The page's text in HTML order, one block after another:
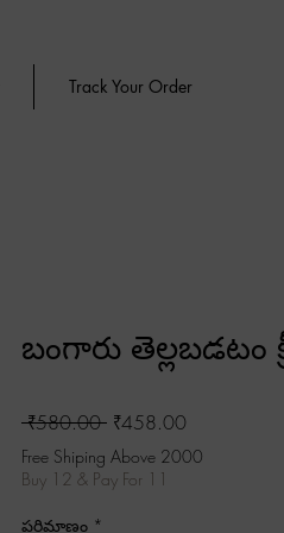
Track Your Order
బంగారు తెల్లబడటం
₹580.00 Regular
Price
₹458.00
Price
Free Shiping Above 2000
Buy 12 & Pay For 11
పరిమాణం *